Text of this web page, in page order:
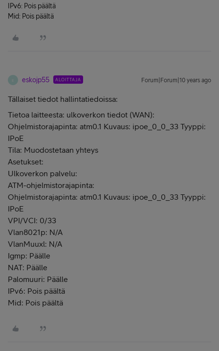
IPv6: Pois päältä
Mid: Pois päältä
eskojp55 ALOITTAJA Forum|Forum|10 years ago
Tällaiset tiedot hallintatiedoissa:
Tietoa laitteesta: ulkoverkon tiedot (WAN):
Ohjelmistorajapinta: atm0.1 Kuvaus: ipoe_0_0_33 Tyyppi:
IPoE
Tila: Muodostetaan yhteys
Asetukset:
Ulkoverkon palvelu:
ATM-ohjelmistorajapinta:
Ohjelmistorajapinta: atm0.1 Kuvaus: ipoe_0_0_33 Tyyppi:
IPoE
VPI/VCI: 0/33
Vlan8021p: N/A
VlanMuuxl: N/A
Igmp: Päälle
NAT: Päälle
Palomuuri: Päälle
IPv6: Pois päältä
Mid: Pois päältä